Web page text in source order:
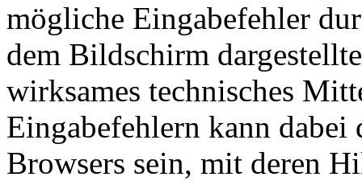
mögliche Eingabefehler
dem Bildschirm
wirksames technisches
Eingabefehlern kann
Browsers sein, mit deren